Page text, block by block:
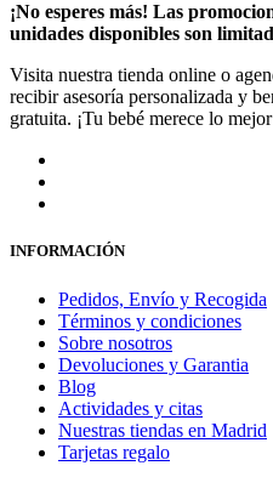
¡No esperes más! Las
unidades disponibles son
Visita nuestra tienda online o
recibir asesoría personalizada y
gratuita. ¡Tu bebé merece lo
INFORMACIÓN
Pedidos, Envío y Recogida
Términos y condiciones
Sobre nosotros
Devoluciones y Garantia
Blog
Actividades y citas
Nuestras tiendas en Madrid
Tarjetas regalo